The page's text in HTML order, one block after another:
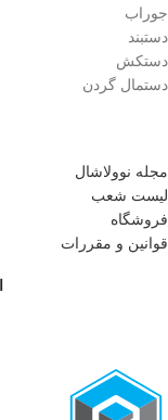
جوراب
دستبند
دستکش
دستمال گردن
مجله نوولاشال
لیست شعب
فروشگاه
قوانین و مقررات